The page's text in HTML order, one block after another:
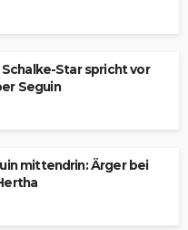
Star spricht vor
Seguin
mittendrin: Ärger bei